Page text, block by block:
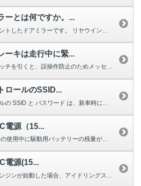
ーとは何ですか。...
ミラー内側に熱線をプリントしたドアミラーです。 リヤウインドウデフォッガ...
ーキは走行中に緊...
走行中の緊急時に、スイッチを引くと、誤操作防止のためメッセージが表示されま...
ロールのSSID...
三菱リモートコントロールの SSID と パスワード は、新車時に付属して...
電源（15...
100V AC電源（1500W）の使用中に駆動用バッテリーの残量が少なくな...
電源(15...